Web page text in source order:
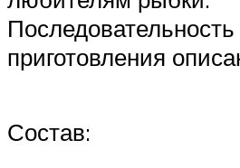
Последовательность
приготовления
Состав: